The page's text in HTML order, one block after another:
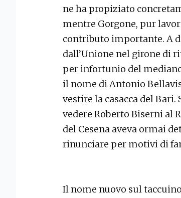
ne ha propiziato
mentre Gorgone, pur
contributo importante. A
dall’Unione nel girone di
per infortunio del
il nome di Antonio
vestire la casacca del
vedere Roberto Biserni al
del Cesena aveva ormai
rinunciare per motivi di
Il nome nuovo sul